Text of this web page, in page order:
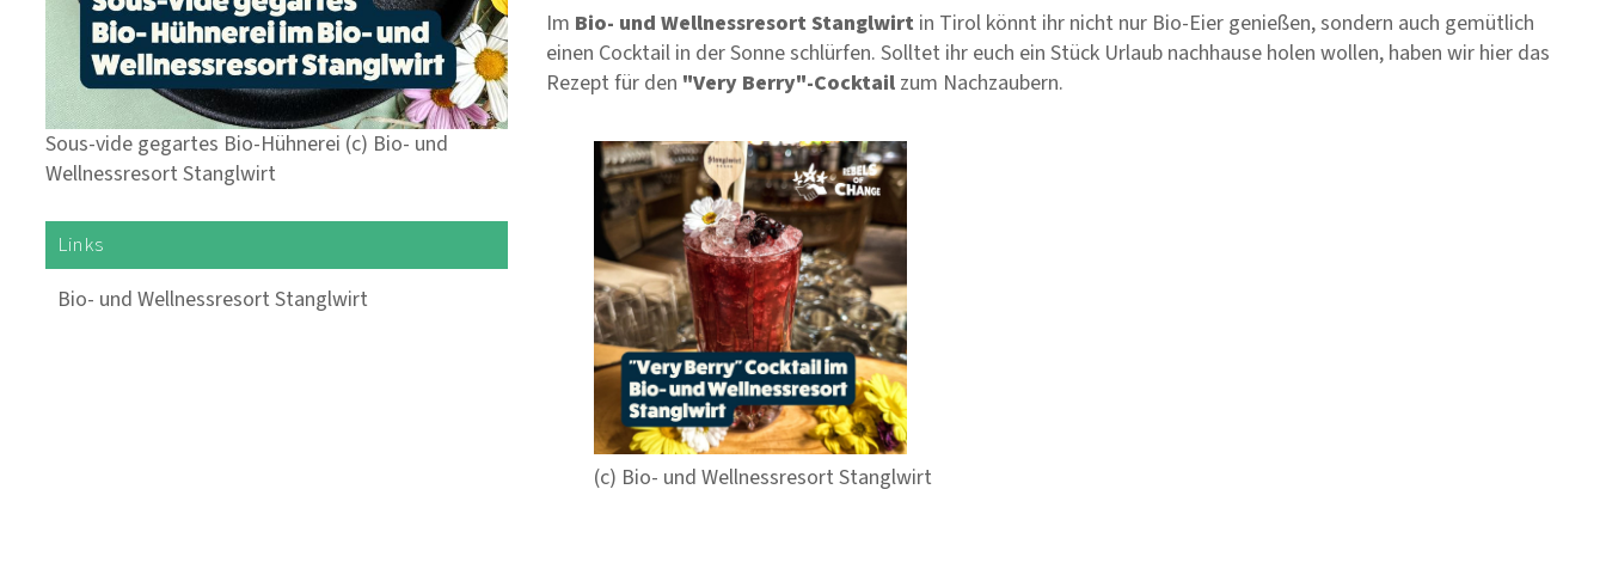
Sous-vide gegartes Bio-Hühnerei (c) Bio- und
Wellnessresort Stanglwirt
Links
Bio- und Wellnessresort Stanglwirt
Im Bio- und Wellnessresort Stanglwirtin Tirol könnt ihr nicht nur Bio-Eier genießen, sondern auch gemütlich
einen Cocktail in der Sonne schlürfen. Solltet ihr euch ein Stück Urlaub nachhause holen wollen, haben wir hier das
Rezept für den "Very Berry"-Cocktailzum Nachzaubern.
(c) Bio- und Wellnessresort Stanglwirt